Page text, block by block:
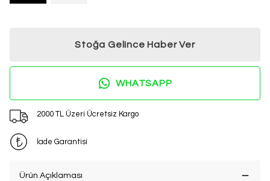
Stoğa Gelince Haber Ver
WHATSAPP
2000 TL Üzeri Ücretsiz Kargo
İade Garantisi
Ürün Açıklaması